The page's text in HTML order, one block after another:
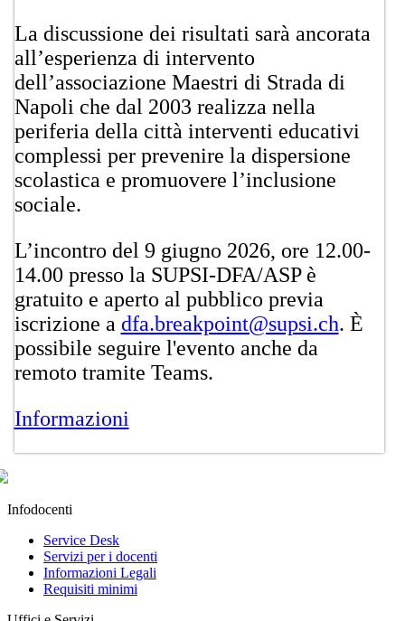
La discussione dei risultati sarà ancorata
all’esperienza di intervento
dell’associazione Maestri di Strada di
Napoli che dal 2003 realizza nella
periferia della città interventi educativi
complessi per prevenire la dispersione
scolastica e promuovere l’inclusione
sociale.
L’incontro del 9 giugno 2026, ore 12.00-
14.00 presso la SUPSI-DFA/ASP è
gratuito e aperto al pubblico previa
iscrizione a dfa.breakpoin​t@supsi.ch. È
possibile seguire l'evento anche da
remoto tramite Teams.
Informazioni
Infodocenti
Service Desk
Servizi per i docenti
Informazioni Legali
Requisiti minimi